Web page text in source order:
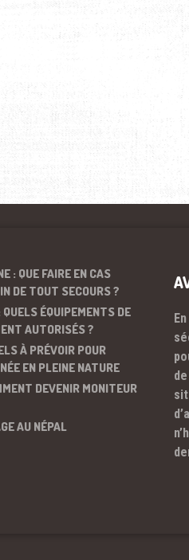
: QUE FAIRE EN CAS
DE TOUT SECOURS ?
ÉQUIPEMENTS DE
AUTORISÉS ?
À PRÉVOIR POUR
EN PLEINE NATURE
DEVENIR MONITEUR
AU NÉPAL